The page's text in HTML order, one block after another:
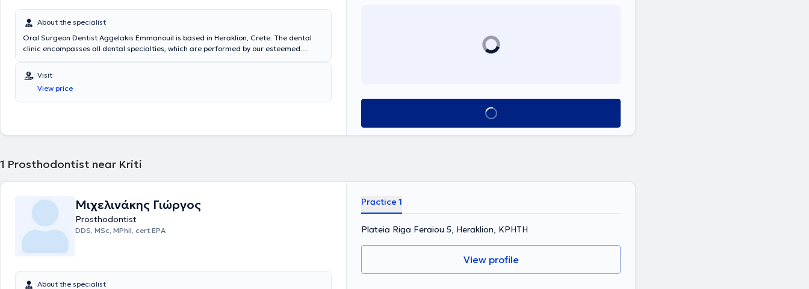
About the specialist
Oral Surgeon Dentist Aggelakis Emmanouil is based in Heraklion, Crete. The dental
clinic encompasses all dental specialties, which are performed by our esteemed
Prosthetic Dentistry Periodontal Therapy Implants Oral Surgical Procedures
Orthodontic Treatment Preventive Dentistry Endodontics Pediatric Dentistry
Conducting Panoramic Radiographs
Visit
View price
Book appointment
1 Prosthodontist near Kriti
Μιχελινάκης Γιώργος
Prosthodontist
DDS, MSc, MPhil, cert EPA
About the specialist
Practice 1
Plateia Riga Feraiou 5, Heraklion, ΚΡΗΤΗ
View profile